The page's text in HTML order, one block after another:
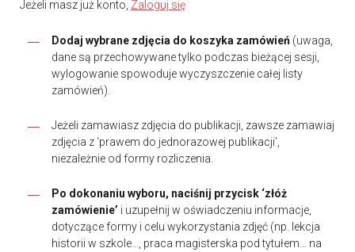
Jeżeli masz już konto, Zaloguj się
Dodaj wybrane zdjęcia do koszyka zamówień (uwaga,
dane są przechowywane tylko podczas bieżącej sesji,
wylogowanie spowoduje wyczyszczenie całej listy
zamówień).
Jeżeli zamawiasz zdjęcia do publikacji, zawsze zamawiaj
zdjęcia z ‘prawem do jednorazowej publikacji’,
niezależnie od formy rozliczenia.
Po dokonaniu wyboru, naciśnij przycisk ‘złóż
zamówienie’ i uzupełnij w oświadczeniu informacje,
dotyczące formy i celu wykorzystania zdjęć (np. lekcja
historii w szkole…, praca magisterska pod tytułem… na